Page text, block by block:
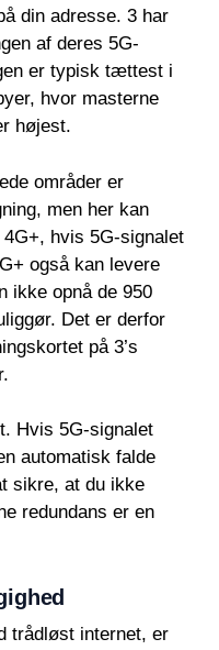
din adresse. 3 har
af deres 5G-
er typisk tættest i
hvor masterne
højest.
områder er
men her kan
hvis 5G-signalet
også kan levere
ikke opnå de 950
Det er derfor
på 3’s
Hvis 5G-signalet
automatisk falde
sikre, at du ikke
redundans er en
trådløst internet, er